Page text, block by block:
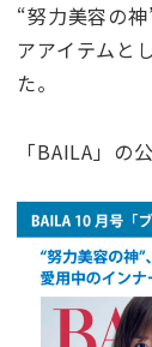
“努力美容の
アアイテムと
た。
「BAILA」の